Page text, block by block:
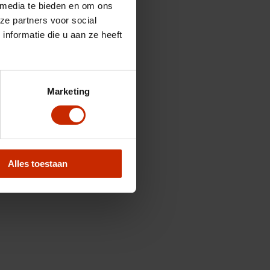
te bieden en om ons
partners voor social
die u aan ze heeft
Marketing
Alles toestaan